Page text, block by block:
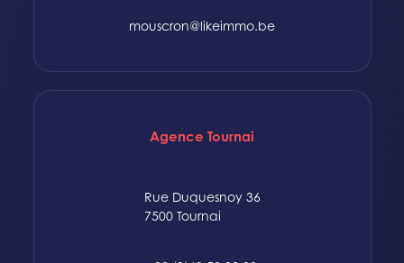
mouscron@likeimmo.be
Agence Tournai
Rue Duquesnoy 36
7500 Tournai